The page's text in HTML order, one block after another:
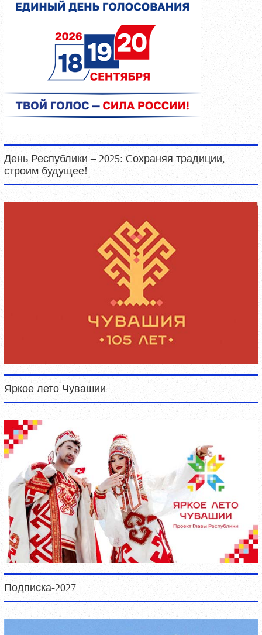
День Республики – 2025: Cохраняя традиции,
строим будущее!
Яркое лето Чувашии
Подписка-2027